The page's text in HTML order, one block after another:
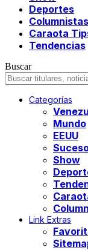
Deportes
Columnistas
Caraota
Tendencias
Buscar
Categorías
Mundo
EEUU
Show
Link Extras